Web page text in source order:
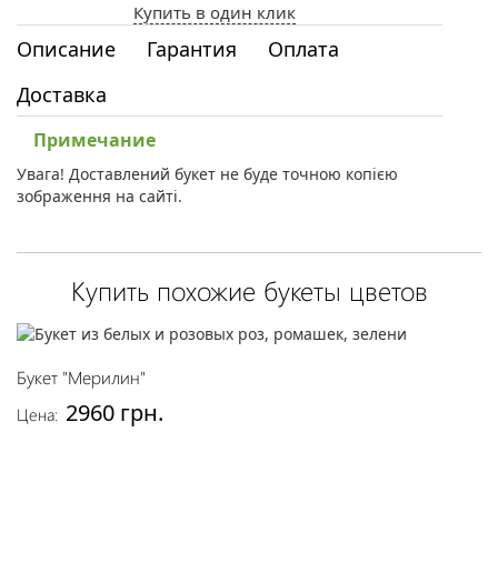
Купить в один клик
Описание Гарантия
Оплата
Доставка
Примечание
Увага! Доставлений букет не буде точною копією
зображення на сайті.
Купить похожие букеты цветов
Букет "Мерилин"
Цена: 2960 грн.